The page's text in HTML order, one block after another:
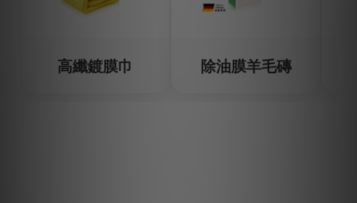
高纖鍍膜巾 除油膜羊毛磚